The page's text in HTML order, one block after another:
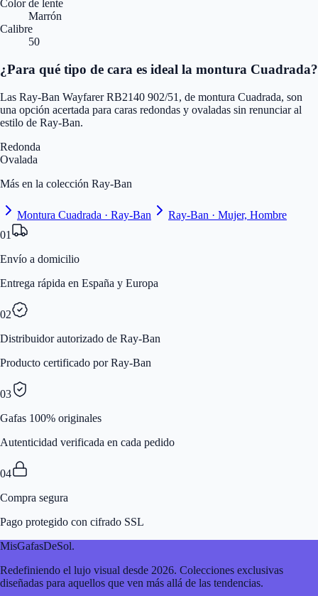
Color de lente
Marrón
Calibre
50
¿Para qué tipo de cara es ideal la montura Cuadrada?
Las Ray-Ban Wayfarer RB2140 902/51, de montura Cuadrada, son
una opción acertada para caras redondas y ovaladas sin renunciar al
estilo de Ray-Ban.
Redonda
Ovalada
Más en la colección Ray-Ban
Montura Cuadrada · Ray-Ban
Ray-Ban · Mujer, Hombre
01
Envío a domicilio
Entrega rápida en España y Europa
02
Distribuidor autorizado de Ray-Ban
Producto certificado por Ray-Ban
03
Gafas 100% originales
Autenticidad verificada en cada pedido
04
Compra segura
Pago protegido con cifrado SSL
MisGafasDeSol.
Redefiniendo el lujo visual desde 2026. Colecciones exclusivas
diseñadas para aquellos que ven más allá de las tendencias.